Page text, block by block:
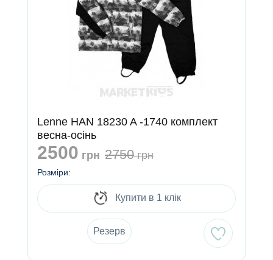
Lenne HAN 18230 A -1740 комплект
весна-осінь
2500 грн 2750грн
Розміри:
Купити в 1 клік
Резерв